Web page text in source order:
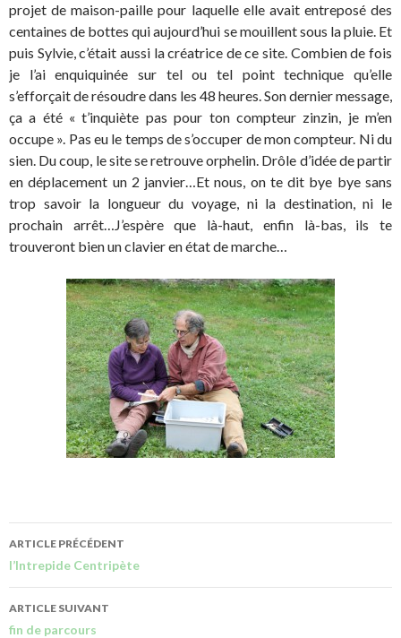
projet de maison-paille pour laquelle elle avait entreposé des
centaines de bottes qui aujourd’hui se mouillent sous la pluie. Et
puis Sylvie, c’était aussi la créatrice de ce site. Combien de fois
je l’ai enquiquinée sur tel ou tel point technique qu’elle
s’efforçait de résoudre dans les 48 heures. Son dernier message,
ça a été « t’inquiète pas pour ton compteur zinzin, je m’en
occupe ». Pas eu le temps de s’occuper de mon compteur. Ni du
sien. Du coup, le site se retrouve orphelin. Drôle d’idée de partir
en déplacement un 2 janvier…Et nous, on te dit bye bye sans
trop savoir la longueur du voyage, ni la destination, ni le
prochain arrêt…J’espère que là-haut, enfin là-bas, ils te
trouveront bien un clavier en état de marche…
ARTICLE PRÉCÉDENT
l’Intrepide Centripète
ARTICLE SUIVANT
fin de parcours